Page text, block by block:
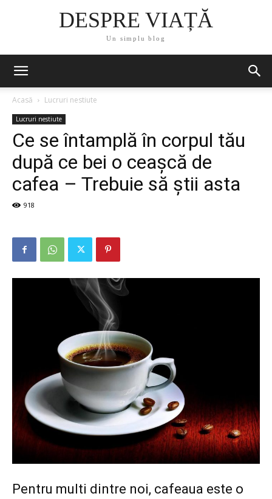
DESPRE VIAȚĂ
Un simplu blog
Acasă Lucruri nestiute
Lucruri nestiute
Ce se întamplă în corpul tău
după ce bei o ceașcă de
cafea – Trebuie să știi asta
918
Pentru multi dintre noi, cafeaua este o